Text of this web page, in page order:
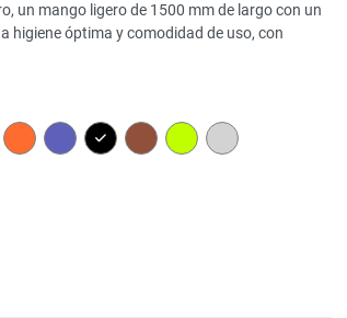
un mango ligero de 1500 mm de largo con un
higiene óptima y comodidad de uso, con
ORANGE PURPLEBLACK BROWN LIME GREY